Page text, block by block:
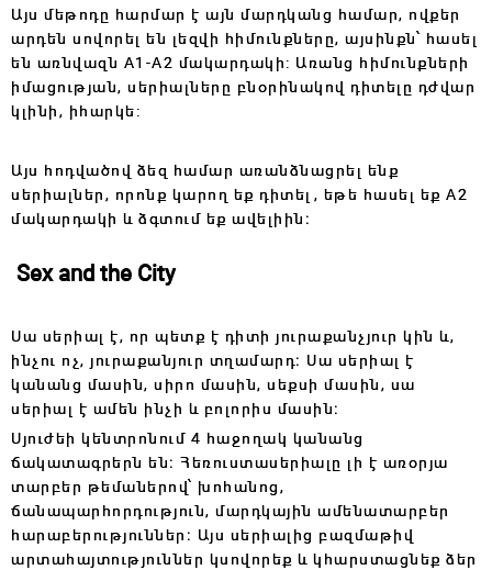
Այս մեթոդը հարմար է այն մարդկանց համար, ովքեր
արդեն սովորել են լեզվի հիմունքները, այսինքն՝ հասել
են առնվազն A1-A2 մակարդակի: Առանց հիմունքների
իմացության, սերիալները բնօրինակով դիտելը դժվար
կլինի, իհարկե:
Այս հոդվածով ձեզ համար առանձնացրել ենք
սերիալներ, որոնք կարող եք դիտել, եթե հասել եք A2
մակարդակի և ձգտում եք ավելիին։
Sex and the City
Սա սերիալ է, որ պետք է դիտի յուրաքանչյուր կին և,
ինչու ոչ, յուրաքանյուր տղամարդ։ Սա սերիալ է
կանանց մասին, սիրո մասին, սեքսի մասին, սա
սերիալ է ամեն ինչի և բոլորիս մասին։
Սյուժեի կենտրոնում 4 հաջողակ կանանց
ճակատագրերն են։ Հեռուստասերիալը լի է առօրյա
տարբեր թեմաներով՝ խոհանոց,
ճանապարհորդություն, մարդկային ամենատարբեր
հարաբերություններ։ Այս սերիալից բազմաթիվ
արտահայտություններ կսովորեք և կհարստացնեք ձեր